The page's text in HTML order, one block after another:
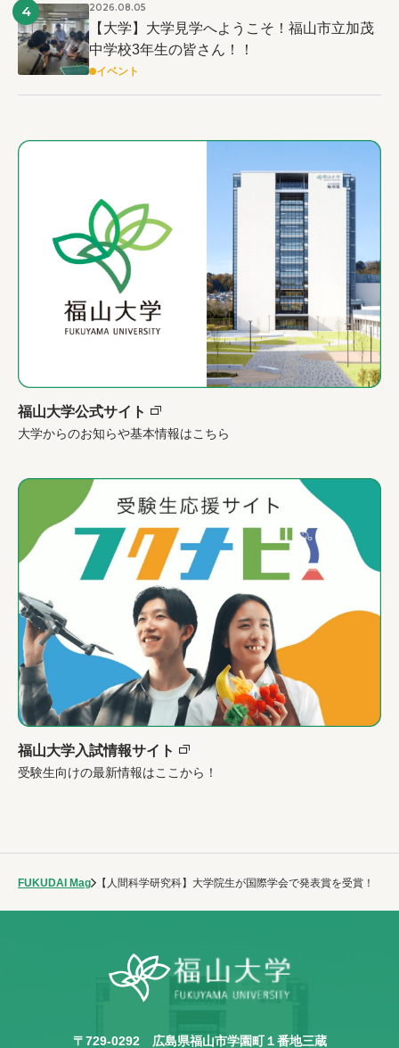
4 2026.08.05
【大学】大学見学へようこそ！福山市立加茂
中学校3年生の皆さん！！
イベント
福山大学公式サイト
大学からのお知らや基本情報はこちら
福山大学入試情報サイト
受験生向けの最新情報はここから！
FUKUDAI Mag 【人間科学研究科】大学院生が国際学会で発表賞を受賞！
〒729-0292 広島県福山市学園町１番地三蔵